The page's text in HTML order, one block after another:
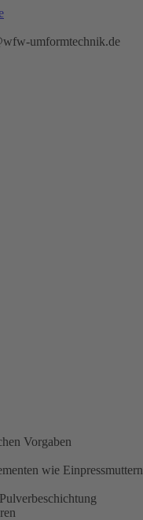
umformtechnik.de
Vorgaben
wie Einpressmuttern